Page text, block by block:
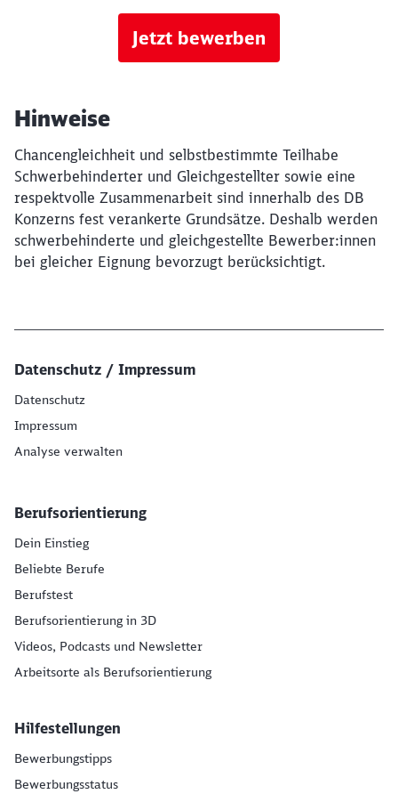
Jetzt bewerben
Hinweise
Chancengleichheit und selbstbestimmte Teilhabe
Schwerbehinderter und Gleichgestellter sowie eine
respektvolle Zusammenarbeit sind innerhalb des DB
Konzerns fest verankerte Grundsätze. Deshalb werden
schwerbehinderte und gleichgestellte Bewerber:innen
bei gleicher Eignung bevorzugt berücksichtigt.
Datenschutz / Impressum
Datenschutz
Impressum
Analyse verwalten
Berufsorientierung
Dein Einstieg
Beliebte Berufe
Berufstest
Berufsorientierung in 3D
Videos, Podcasts und Newsletter
Arbeitsorte als Berufsorientierung
Hilfestellungen
Bewerbungstipps
Bewerbungsstatus